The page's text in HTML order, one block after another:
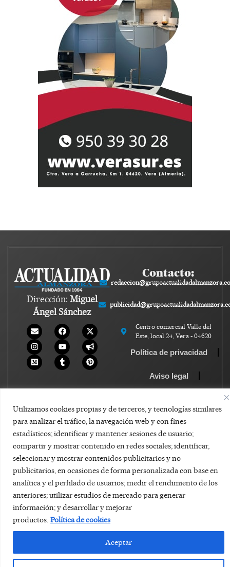
Utilizamos cookies propias y de terceros, y tecnologías similares
para analizar el tráfico, la navegación web y con fines
estadísticos; identificar y mantener sesiones de usuario;
compartir y mostrar contenido en redes sociales; identificar,
seleccionar y mostrar contenidos publicitarios y no
publicitarios, en ocasiones de forma personalizada con base en
analítica y el perfilado de usuarios; medir el rendimiento de los
anteriores; utilizar estudios de mercado para generar
información; y desarrollar y mejorar
productos. Política de cookies
Aceptar
Dirección: Miguel
Ángel Sánchez
Contacto:
Centro comercial Valle del
Este, local 24, Vera - 04620
Política de privacidad
Aviso legal